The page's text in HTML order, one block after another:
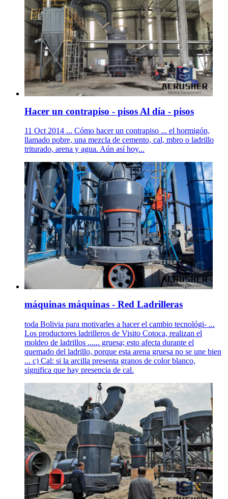
Hacer un contrapiso - pisos Al día - pisos
11 Oct 2014 ... Cómo hacer un contrapiso ... el hormigón,
llamado pobre, una mezcla de cemento, cal, mbro o ladrillo
triturado, arena y agua. Aún así hoy...
máquinas máquinas - Red Ladrilleras
toda Bolivia para motivarles a hacer el cambio tecnológi- ...
Los productores ladrilleros de Visito Cotoca, realizan el
moldeo de ladrillos ...... gruesa; esto afecta durante el
quemado del ladrillo, porque esta arena gruesa no se une bien
... c) Cal: si la arcilla presenta granos de color blanco,
significa que hay presencia de cal.